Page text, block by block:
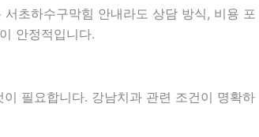
초하수구막힘 안내라도 상담 방식, 비용 포
안정적입니다.
필요합니다. 강남치과 관련 조건이 명확하